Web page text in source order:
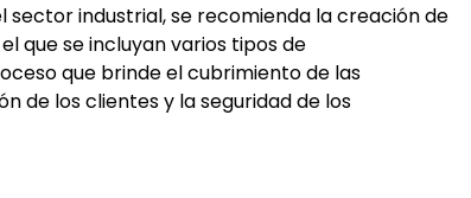
industrial, se recomienda la creación de
que se incluyan varios tipos de
que brinde el cubrimiento de las
de los clientes y la seguridad de los